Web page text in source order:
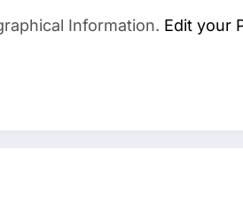
Information. Edit your